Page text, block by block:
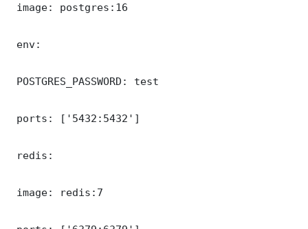
image: postgres:16
env:
POSTGRES_PASSWORD: test
ports: ['5432:5432']
redis:
image: redis:7